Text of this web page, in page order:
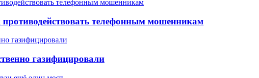
телефонным мошенникам
газифицировали